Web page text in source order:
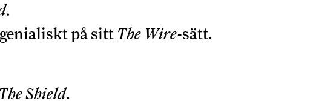
.
på sitt The Wire-sätt.
The Shield.